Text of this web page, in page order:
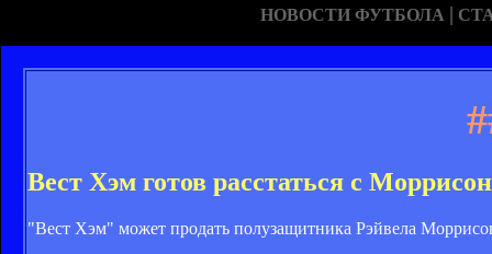
НОВОСТИ ФУТБОЛА |
Вест Хэм готов расстаться с
"Вест Хэм" может продать полузащитника Рэйвела